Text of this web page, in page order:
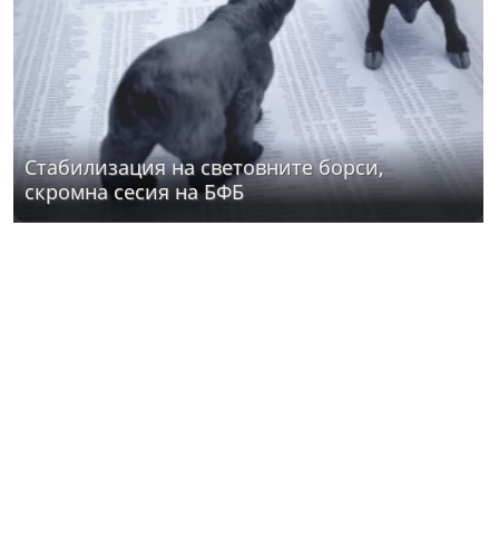
Стабилизация на световните борси,
скромна сесия на БФБ